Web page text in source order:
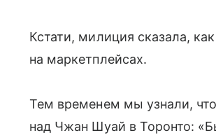
Кстати, милиция сказала,
на маркетплейсах.
Тем временем мы узнали,
над Чжан Шуай в Торонто: